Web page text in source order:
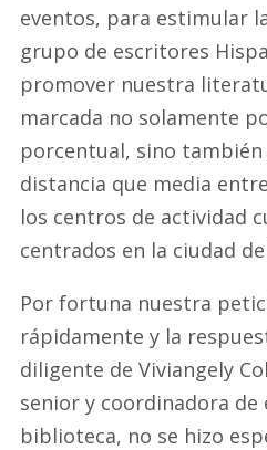
eventos, para estimular
grupo de escritores
promover nuestra
marcada no solamente
porcentual, sino
distancia que media
los centros de actividad
centrados en la ciudad
Por fortuna nuestra
rápidamente y la
diligente de Viviangely
senior y coordinadora de
biblioteca, no se hizo